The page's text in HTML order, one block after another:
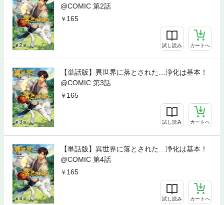
@COMIC 第2話
165
試し読み カートへ
【単話版】異世界に落とされた…浄化は基本！
@COMIC 第3話
165
試し読み カートへ
【単話版】異世界に落とされた…浄化は基本！
@COMIC 第4話
165
試し読み カートへ